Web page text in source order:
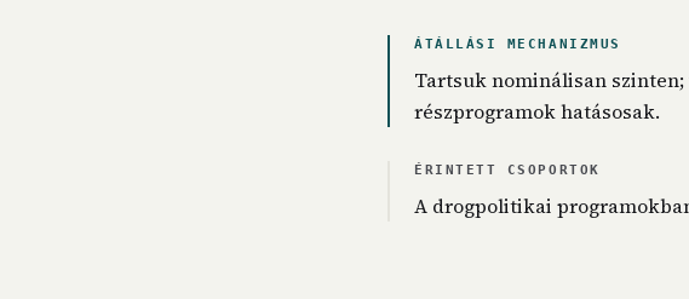
ÁTÁLLÁSI MECHANIZMUS
Tartsuk nominálisan
részprogramok hatásosak.
ÉRINTETT CSOPORTOK
A drogpolitikai